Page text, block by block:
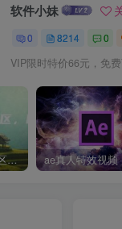
软件小妹
0 8214 0
VIP限时特价66元，免
ai明星造梦工厂一区，明星造梦工厂ai图片